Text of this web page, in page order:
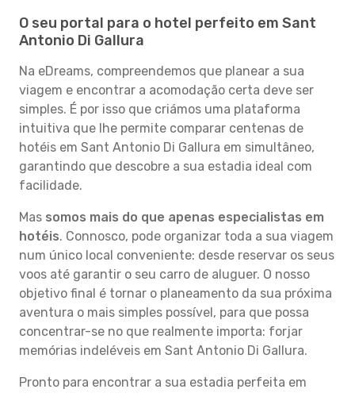
O seu portal para o hotel perfeito em Sant
Antonio Di Gallura
Na eDreams, compreendemos que planear a sua
viagem e encontrar a acomodação certa deve ser
simples. É por isso que criámos uma plataforma
intuitiva que lhe permite comparar centenas de
hotéis em Sant Antonio Di Gallura em simultâneo,
garantindo que descobre a sua estadia ideal com
facilidade.
Mas somos mais do que apenas especialistas em
hotéis. Connosco, pode organizar toda a sua viagem
num único local conveniente: desde reservar os seus
voos até garantir o seu carro de aluguer. O nosso
objetivo final é tornar o planeamento da sua próxima
aventura o mais simples possível, para que possa
concentrar-se no que realmente importa: forjar
memórias indeléveis em Sant Antonio Di Gallura.
Pronto para encontrar a sua estadia perfeita em